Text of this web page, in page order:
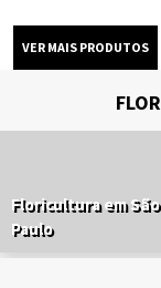
Floricultura em São
Paulo